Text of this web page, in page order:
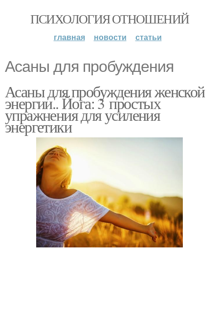
ПСИХОЛОГИЯ ОТНОШЕНИЙ
главная новости статьи
Асаны для пробуждения
Асаны для пробуждения женской
энергии.. Йога: 3 простых
упражнения для усиления
энергетики